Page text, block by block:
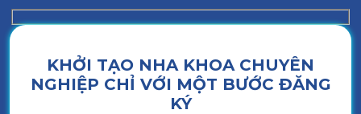
KHỞI TẠO NHA KHOA CHUYÊN
NGHIỆP CHỈ VỚI MỘT BƯỚC ĐĂNG
KÝ